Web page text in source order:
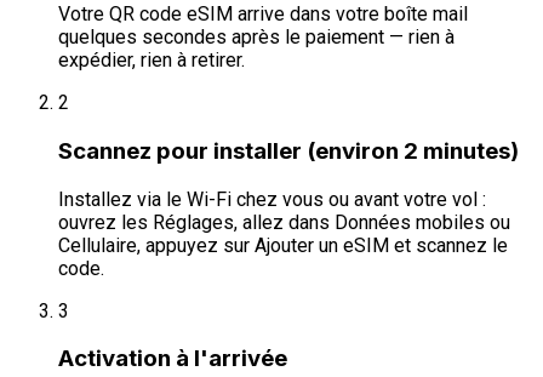
Votre QR code eSIM arrive dans votre boîte mail
quelques secondes après le paiement — rien à
expédier, rien à retirer.
2
Scannez pour installer (environ 2 minutes)
Installez via le Wi-Fi chez vous ou avant votre vol :
ouvrez les Réglages, allez dans Données mobiles ou
Cellulaire, appuyez sur Ajouter un eSIM et scannez le
code.
3
Activation à l'arrivée